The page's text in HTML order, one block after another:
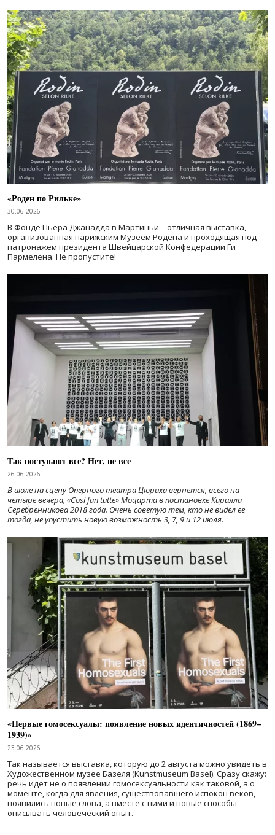
«Роден по Рильке»
30.06.2026
В Фонде Пьера Джанадда в Мартиньи – отличная выставка,
организованная парижским Музеем Родена и проходящая под
патронажем президента Швейцарской Конфедерации Ги
Пармелена. Не пропустите!
Так поступают все? Нет, не все
26.06.2026
В июле на сцену Оперного театра Цюриха вернется, всего на
четыре вечера, «Cosí fan tutte» Моцарта в постановке Кирилла
Серебренникова 2018 года. Очень советую тем, кто не видел ее
тогда, не упустить новую возможность 3, 7, 9 и 12 июля.
«Первые гомосексуалы: появление новых идентичностей (1869–
1939)»
23.06.2026
Так называется выставка, которую до 2 августа можно увидеть в
Художественном музее Базеля (Kunstmuseum Basel). Сразу скажу:
речь идет не о появлении гомосексуальности как таковой, а о
моменте, когда для явления, существовавшего испокон веков,
появились новые слова, а вместе с ними и новые способы
описывать человеческий опыт.